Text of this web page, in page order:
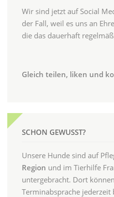
Wir sind jetzt auf Social
der Fall, weil es uns an
die das dauerhaft
Gleich teilen, liken und
SCHON GEWUSST?
Unsere Hunde sind auf
Region und im Tierhilfe
untergebracht. Dort
Terminabsprache jederzeit